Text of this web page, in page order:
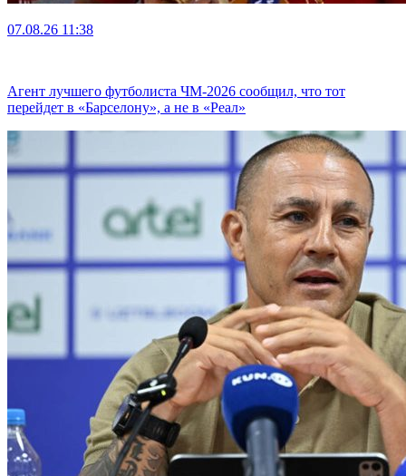
07.08.26 11:38
Агент лучшего футболиста ЧМ-2026 cообщил, что тот
перейдет в «Барселону», а не в «Реал»